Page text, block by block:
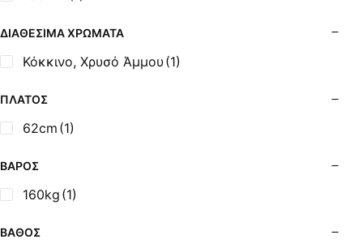
Σόμπες Ξύλου από Ατσάλι με Φούρνο
Σόμπες Πετρελαίου (Alfatherm)
Σόμπες Πετρελαίου (Assos)
Σόμπες Πετρελαίου (StarStoves)
Σόμπες Πετρελαίου (ΟΒΕΛ)
Σόμπες Πετρελαίου Αερόθερμες (Agorastos)
Σόμπες Υγραερίου
Σούβλες - Εργαλεία Ψησίματος BBQ
ΔΙΑΘΈΣΙΜΑ ΧΡΏΜΑΤΑ
Κόκκινο, Χρυσό Άμμου (1)
ΠΛΆΤΟΣ
62cm (1)
ΒΆΡΟΣ
160kg (1)
ΒΆΘΟΣ